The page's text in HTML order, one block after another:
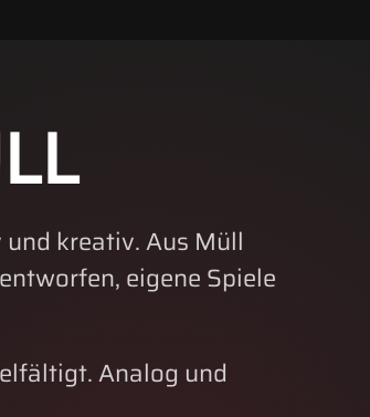
kreativ. Aus Müll
eigene Spiele
Analog und